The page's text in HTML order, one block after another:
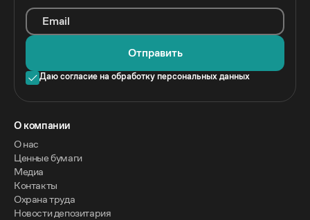
Email
Отправить
Даю согласие на обработку персональных данных
O компании
О нас
Ценные бумаги
Медиа
Контакты
Охрана труда
Новости депозитария